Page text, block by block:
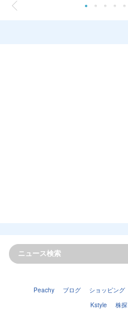
Peachy ブログ ショッピング
Kstyle
株探